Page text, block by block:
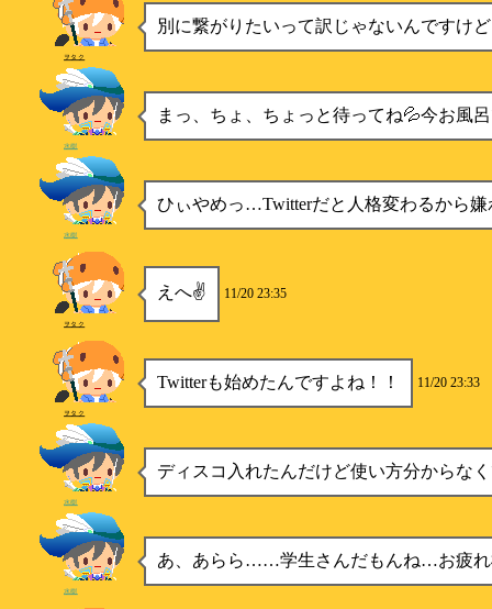
別に繋がりたいって訳じゃないんですけど
ヲタク
まっ、ちょ、ちょっと待ってね💦今お風
水樹
ひぃやめっ…Twitterだと人格変わるから嫌
水樹
えへ✌ 11/20 23:35
ヲタク
Twitterも始めたんですよね！！ 11/20 23:33
ヲタク
ディスコ入れたんだけど使い方分からな
水樹
あ、あらら……学生さんだもんね…お疲
水樹